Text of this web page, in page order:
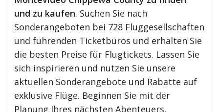
und zu kaufen. Suchen Sie nach
Sonderangeboten bei 728 Fluggesellschaften
und führenden Ticketbüros und erhalten Sie
die besten Preise für Flugtickets. Lassen Sie
sich inspirieren und nutzen Sie unsere
aktuellen Sonderangebote und Rabatte auf
exklusive Flüge. Beginnen Sie mit der
Planung Ihres nächsten Abenteuers,